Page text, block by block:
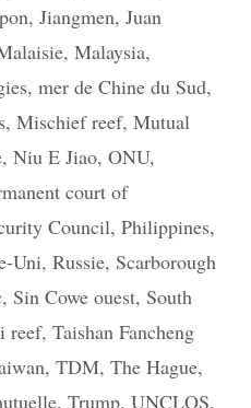
, Jiangmen, Juan
, Malaysia,
, mer de Chine du Sud,
, Mischief reef, Mutual
, Niu E Jiao, ONU,
court of
Council, Philippines,
Uni, Russie, Scarborough
, Sin Cowe ouest, South
reef, Taishan Fancheng
, TDM, The Hague,
, Trump, UNCLOS,